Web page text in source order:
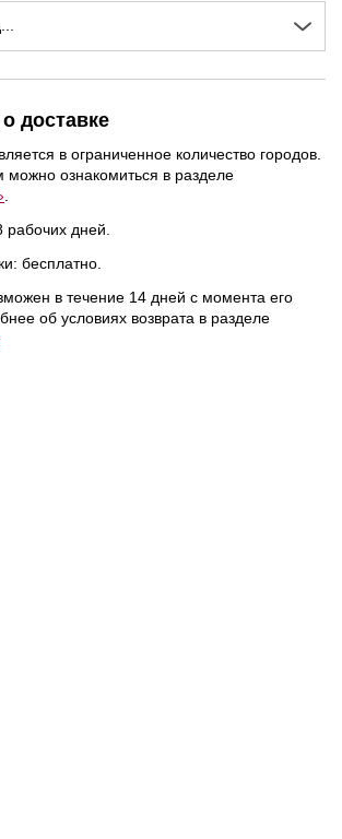
NEW NEW
доставке
в ограниченное количество городов.
ознакомиться в разделе
рабочих дней.
бесплатно.
в течение 14 дней с момента его
об условиях возврата в разделе